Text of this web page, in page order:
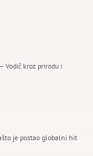
Vodič kroz prirodu i
je postao globalni hit